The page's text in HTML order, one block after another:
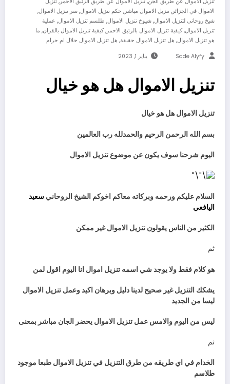
الاموال في الجزائر, تنزيل الاموال مباشر, حكم تنزيل الاموال, سر تنزيل الاموال,
شيخ روحاني لتنزيل الاموال, شيوخ تنزيل الاموال, طلسم تنزيل الاموال, عملية
تنزيل الاموال,كيفية تنزيل الاموال بالزئبق الاحمر,كيفية تنزيل الاموال بالقران, ما
هو تنزيل الاموال, هل تنزيل الاموال حقيقة, هل تنزيل الاموال حلال ام حرام
Sade Alyfy يناير 1, 2023
تنزيل الاموال هل هو خيال
تنزيل الاموال هل هو خيال
بسم الله الرحمن الرحيم والحمدلله رب العالمين
اليوم شرحنا سوف يكون عن موضوع تنزيل الاموال
السلام عليكم ورحمه وبركاته معاكم اخوكم الشيخ الروحاني سعيد
اليافعي
الكثير من الناس يقولون تنزيل الاموال غير ممكن
ثم
هو كلام فقط ولا يوجد شي اسمه تنزيل اموال انا اليوم اقول لمن
يشكك التنزيل غير صحيح لدينا دليل وبرهان اكيد وعمل تنزيل الاموال
ليسا من الجديد
ليس من اليوم والامس عمل تنزيل الاموال يحضر الجان مباشر بمعنى
ثم
الخدام في اي طريقه من طرق التنزيل في تنزيل الاموال طبعا موجود
طلاسم